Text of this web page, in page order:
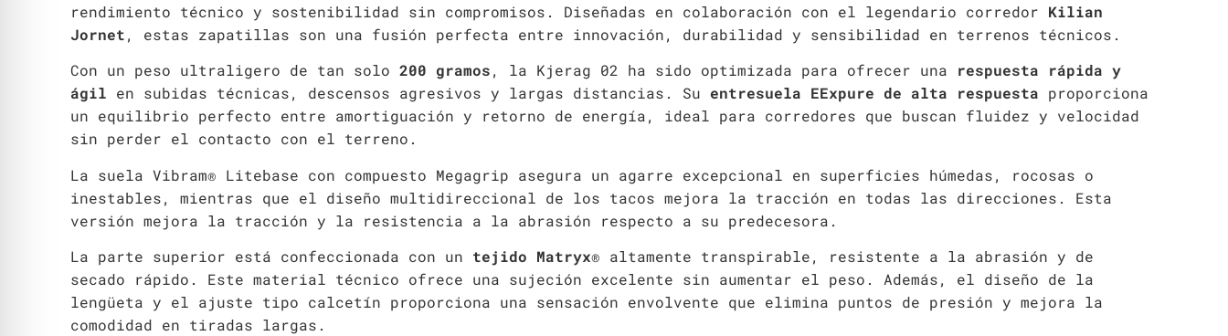
rendimiento técnico y sostenibilidad sin compromisos. Diseñadas en colaboración con el legendario corredor Kilian
Jornet, estas zapatillas son una fusión perfecta entre innovación, durabilidad y sensibilidad en terrenos técnicos.
Con un peso ultraligero de tan solo200 gramos, la Kjerag 02 ha sido optimizada para ofrecer una respuesta rápida y
ágil en subidas técnicas, descensos agresivos y largas distancias. Su entresuela EExpure de alta respuesta proporciona
un equilibrio perfecto entre amortiguación y retorno de energía, ideal para corredores que buscan fluidez y velocidad
sin perder el contacto con el terreno.
La suela Vibram® Litebase con compuesto Megagrip asegura un agarre excepcional en superficies húmedas, rocosas o
inestables, mientras que el diseño multidireccional de los tacos mejora la tracción en todas las direcciones. Esta
versión mejora la tracción y la resistencia a la abrasión respecto a su predecesora.
La parte superior está confeccionada con un tejido Matryx® altamente transpirable, resistente a la abrasión y de
secado rápido. Este material técnico ofrece una sujeción excelente sin aumentar el peso. Además, el diseño de la
lengüeta y el ajuste tipo calcetín proporciona una sensación envolvente que elimina puntos de presión y mejora la
comodidad en tiradas largas.